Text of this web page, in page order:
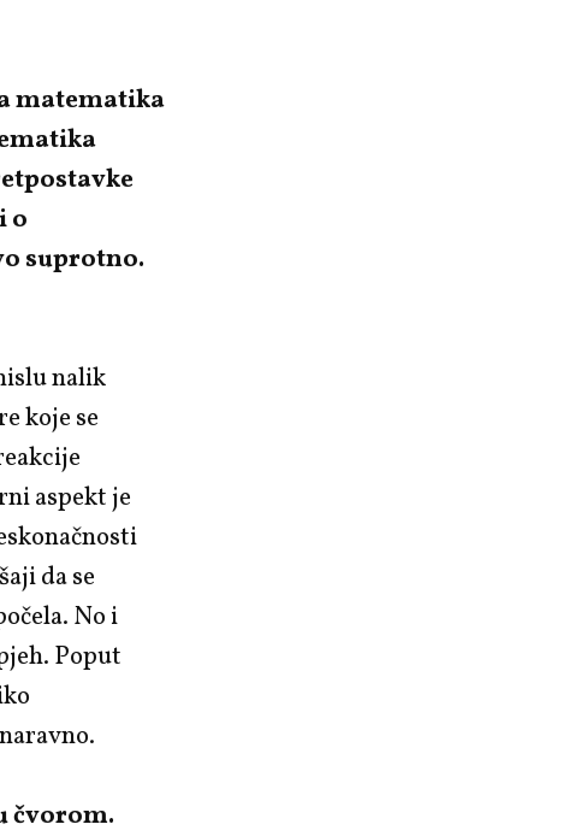
matematika
o
suprotno.
nalik
koje se
aspekt je
da se
No i
Poput
čvorom.